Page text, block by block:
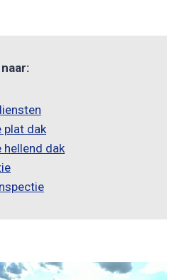
plat dak
hellend dak